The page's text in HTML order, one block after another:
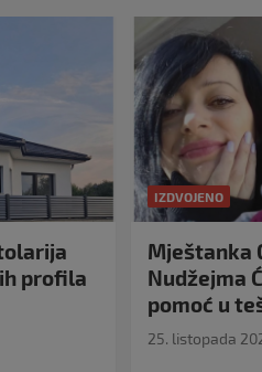
profila
IZDVOJENO
Mještanka
Nudžejma
pomoć u
25. listopada